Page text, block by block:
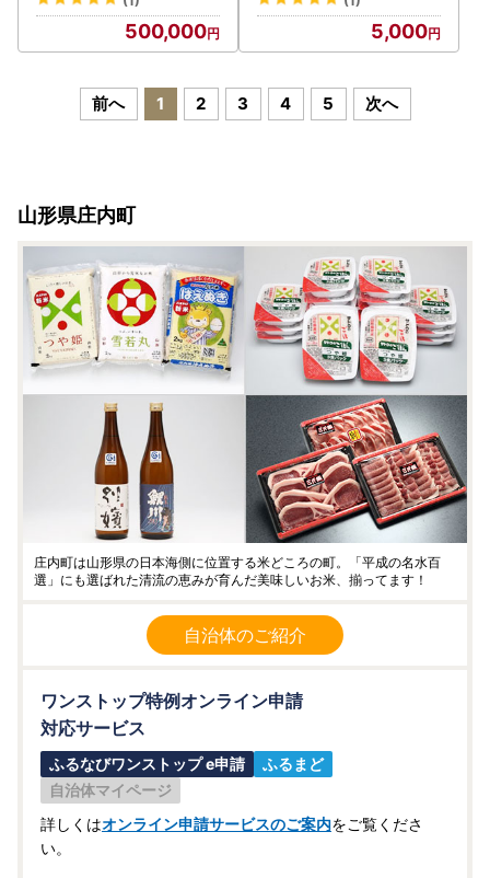
500,000 5,000
前へ 1 2 3 4 5 次へ
山形県庄内町
庄内町は山形県の日本海側に位置する米どころの町。「平成の名水百
選」にも選ばれた清流の恵みが育んだ美味しいお米、揃ってます！
自治体のご紹介
ワンストップ特例オンライン申請
対応サービス
ふるなびワンストップ e申請
ふるまど
自治体マイページ
詳しくはオンライン申請サービスのご案内をご覧くださ
い。